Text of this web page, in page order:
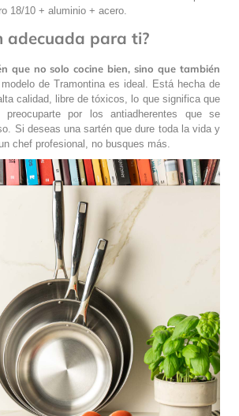
18/10 + aluminio + acero.
adecuada para ti?
que no solo cocine bien, sino que también
de Tramontina es ideal. Está hecha de
calidad, libre de tóxicos, lo que significa que
preocuparte por los antiadherentes que se
Si deseas una sartén que dure toda la vida y
chef profesional, no busques más.